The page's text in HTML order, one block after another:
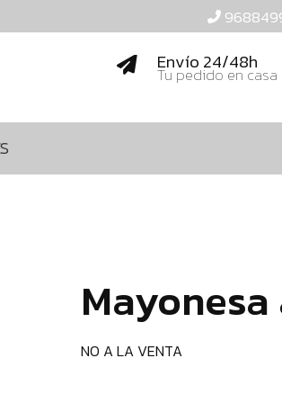
Envío 24/48h
Tu pedido en casa
NO A LA VENTA